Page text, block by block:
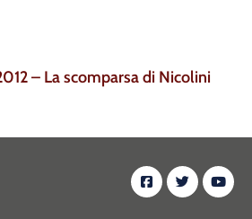
– La scomparsa di Nicolini